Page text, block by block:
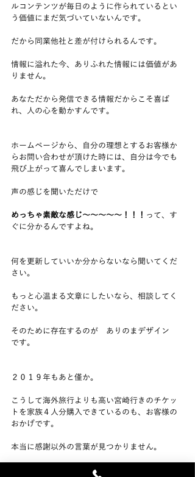
ルコンテンツが毎日のように作られているとい
う価値にまだ気づいていないんです。
だから同業他社と差が付けられるんです。
情報に溢れた今、ありふれた情報には価値があ
りません。
あなただから発信できる情報だからこそ喜ば
れ、人の心を動かすんです。
ホームページから、自分の理想とするお客様か
らお問い合わせが頂けた時には、自分は今でも
飛び上がって喜んでしまいます。
声の感じを聞いただけで
めっちゃ素敵な感じ〜〜〜〜〜！！！ って、す
ぐに分かるんですよね。
何を更新していいか分からないなら聞いてくだ
さい。
もっと心温まる文章にしたいなら、相談してく
ださい。
そのために存在するのが　ありのまデザイン
です。
２０１９年もあと僅か。
こうして海外旅行よりも高い宮崎行きのチケッ
トを家族４人分購入できているのも、お客様の
おかげです。
本当に感謝以外の言葉が見つかりません。